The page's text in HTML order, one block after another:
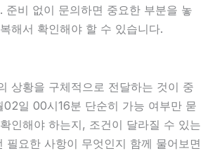
준비 없이 문의하면 중요한 부분을 놓
해서 확인해야 할 수 있습니다.
상황을 구체적으로 전달하는 것이 중
일 00시16분 단순히 가능 여부만 묻
인해야 하는지, 조건이 달라질 수 있는
필요한 사항이 무엇인지 함께 물어보면